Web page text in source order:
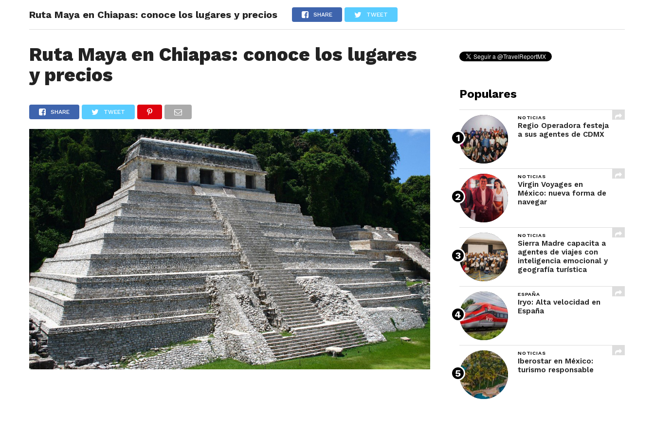
ARTÍCULOS REVIEWS EVENTOS GASTRONOMÍA
Ruta Maya en Chiapas: conoce los lugares y precios SHARE TWEET
Ruta Maya en Chiapas: conoce los lugares
y precios
SHARE TWEET
Populares
NOTICIAS
Regio Operadora festeja
a sus agentes de CDMX
NOTICIAS
Virgin Voyages en
México: nueva forma de
navegar
NOTICIAS
Sierra Madre capacita a
agentes de viajes con
inteligencia emocional y
geografía turística
ESPAÑA
Iryo: Alta velocidad en
España
NOTICIAS
Iberostar en México:
turismo responsable